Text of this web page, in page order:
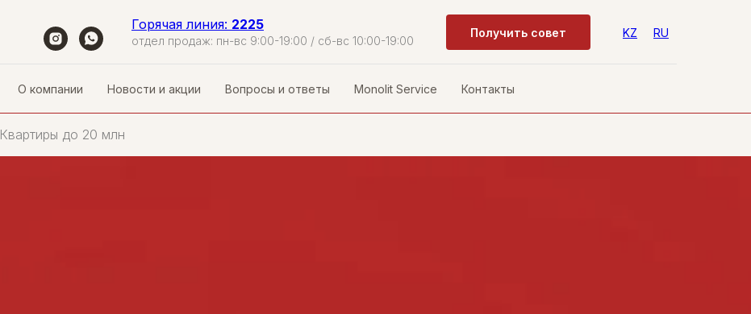
Горячая линия: 2225
отдел продаж: пн-вс 9:00-19:00 / сб-вс 10:00-19:00
Получить совет KZ RU
О компании Новости и акции Вопросы и ответы Monolit Service Контакты
Квартиры до 20 млн